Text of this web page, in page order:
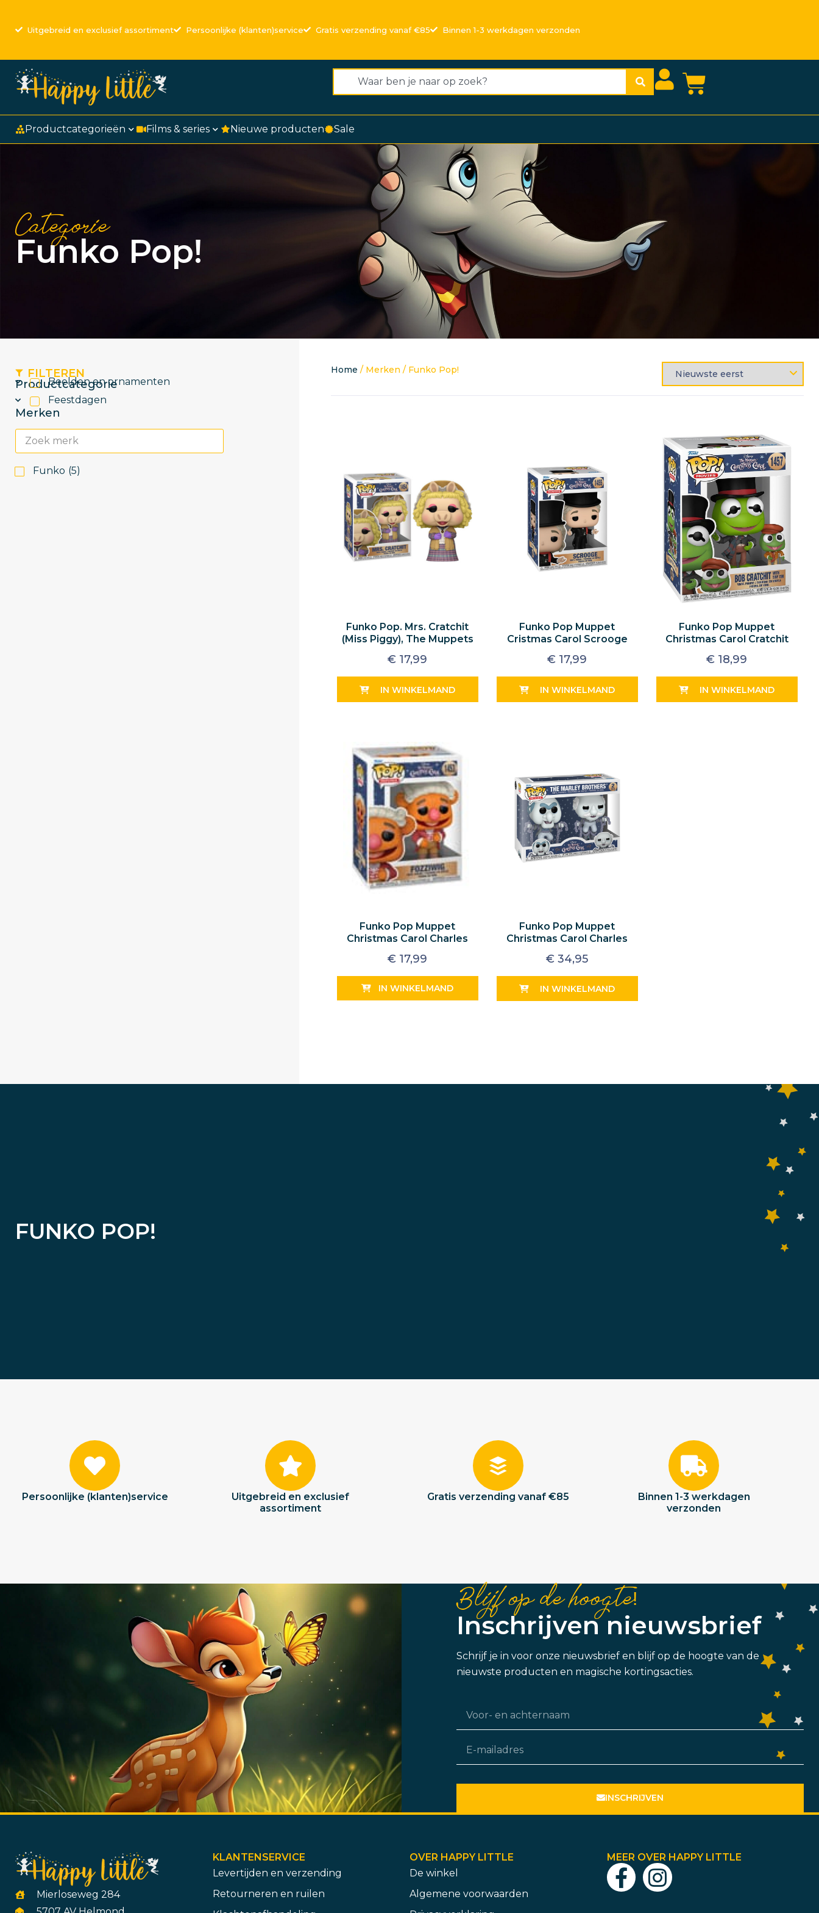
Uitgebreid en exclusief assortiment Persoonlijke (klanten)service Gratis verzending vanaf €85 Binnen 1-3 werkdagen verzonden
Productcategorieën Films & series Nieuwe producten Sale
Categorie
Funko Pop!
FILTEREN
Productcategorie
Beelden en ornamenten
Feestdagen
Merken
Funko (5)
Home / Merken / Funko Pop!
Funko Pop. Mrs. Cratchit
(Miss Piggy), The Muppets
€ 17,99
IN WINKELMAND
Funko Pop Muppet
Cristmas Carol Scrooge
€ 17,99
IN WINKELMAND
Funko Pop Muppet
Christmas Carol Cratchit
€ 18,99
IN WINKELMAND
Funko Pop Muppet
Christmas Carol Charles
€ 17,99
IN WINKELMAND
Funko Pop Muppet
Christmas Carol Charles
€ 34,95
IN WINKELMAND
FUNKO POP!
Persoonlijke (klanten)service
Uitgebreid en exclusief
assortiment
Gratis verzending vanaf €85
Binnen 1-3 werkdagen
verzonden
Blijf op de hoogte!
Inschrijven nieuwsbrief
Schrijf je in voor onze nieuwsbrief en blijf op de hoogte van de
nieuwste producten en magische kortingsacties.
INSCHRIJVEN
Mierloseweg 284
KLANTENSERVICE
Levertijden en verzending
Retourneren en ruilen
OVER HAPPY LITTLE
De winkel
Algemene voorwaarden
MEER OVER HAPPY LITTLE